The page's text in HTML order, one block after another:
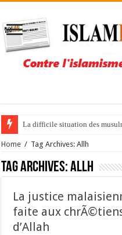
La difficile situation des
Home / Tag Archives: Allh
Tag Archives:Allh
La justice
faite aux
d’Allah